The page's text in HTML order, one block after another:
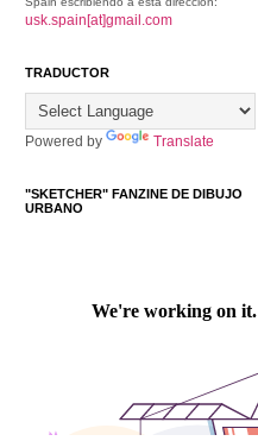
usk.spain[at]gmail.com
TRADUCTOR
Powered by Translate
"SKETCHER" FANZINE DE DIBUJO
URBANO